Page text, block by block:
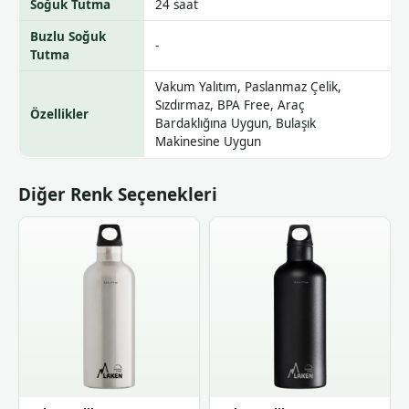
Soğuk Tutma
24 saat
Buzlu Soğuk
Tutma
-
Özellikler
Vakum Yalıtım, Paslanmaz Çelik,
Sızdırmaz, BPA Free, Araç
Bardaklığına Uygun, Bulaşık
Makinesine Uygun
Diğer Renk Seçenekleri